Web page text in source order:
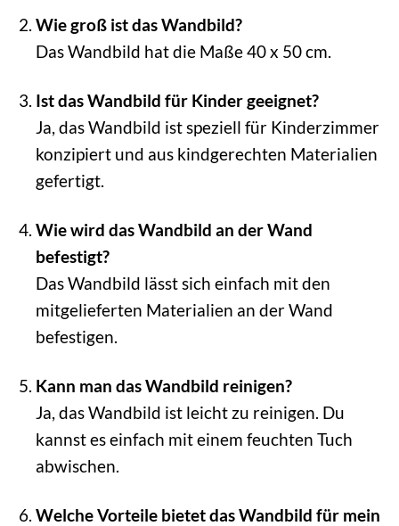
Wie groß ist das Wandbild?
Das Wandbild hat die Maße 40 x 50 cm.
Ist das Wandbild für Kinder geeignet?
Ja, das Wandbild ist speziell für Kinderzimmer
konzipiert und aus kindgerechten Materialien
gefertigt.
Wie wird das Wandbild an der Wand
befestigt?
Das Wandbild lässt sich einfach mit den
mitgelieferten Materialien an der Wand
befestigen.
Kann man das Wandbild reinigen?
Ja, das Wandbild ist leicht zu reinigen. Du
kannst es einfach mit einem feuchten Tuch
abwischen.
Welche Vorteile bietet das Wandbild für mein